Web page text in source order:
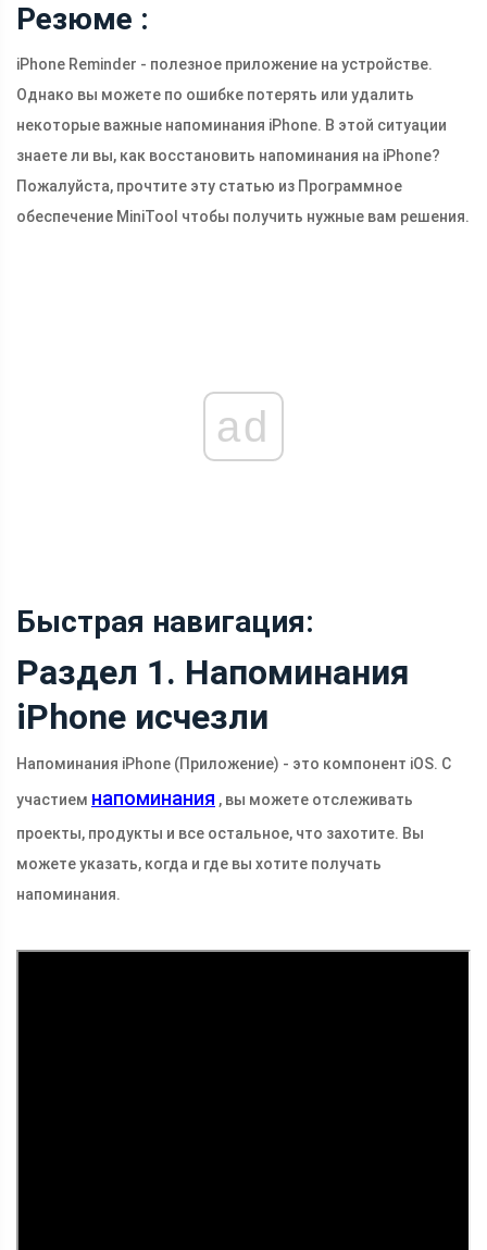
Резюме :
iPhone Reminder - полезное приложение на устройстве.
Однако вы можете по ошибке потерять или удалить
некоторые важные напоминания iPhone. В этой ситуации
знаете ли вы, как восстановить напоминания на iPhone?
Пожалуйста, прочтите эту статью из Программное
обеспечение MiniTool чтобы получить нужные вам решения.
ad
Быстрая навигация:
Раздел 1. Напоминания
iPhone исчезли
Напоминания iPhone (Приложение) - это компонент iOS. С
участием напоминания , вы можете отслеживать
проекты, продукты и все остальное, что захотите. Вы
можете указать, когда и где вы хотите получать
напоминания.